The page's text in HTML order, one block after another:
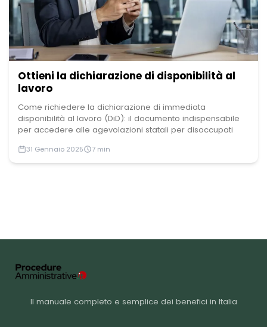
Ottieni la dichiarazione di disponibilità al
lavoro
Come richiedere la dichiarazione di immediata
disponibilità al lavoro (DiD): il documento indispensabile
per accedere alle agevolazioni statali per disoccupati
31 Gennaio 2025 7 min
Il manuale completo e semplice dei benefici in Italia